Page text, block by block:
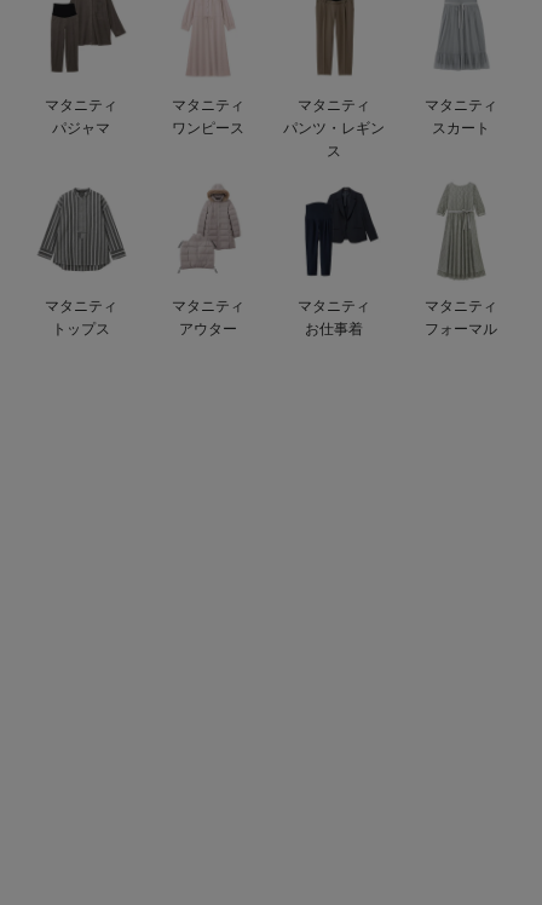
入院準備の持ち物チェック
マタニティ
パジャマ
マタニティ
ワンピース
マタニティ
パンツ・レギン
ス
マタニティ
スカート
マタニティ
トップス
マタニティ
アウター
マタニティ
お仕事着
マタニティ
フォーマル